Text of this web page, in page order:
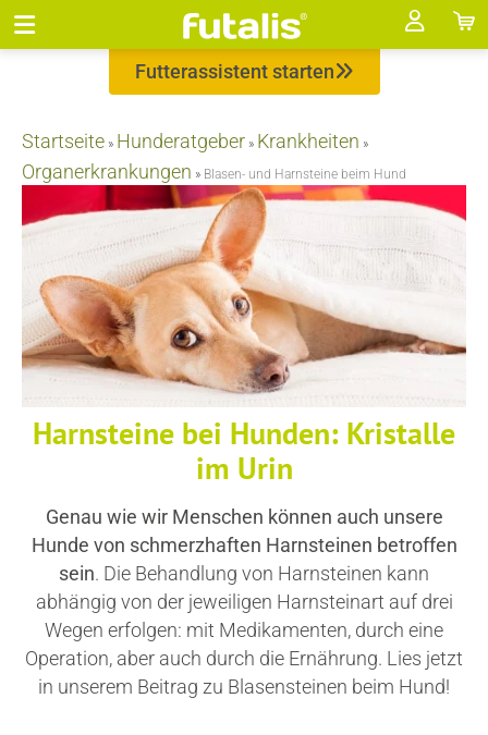
Futterassistent starten
Startseite » Hunderatgeber » Krankheiten »
Organerkrankungen » Blasen- und Harnsteine beim Hund
Harnsteine bei Hunden: Kristalle
im Urin
Genau wie wir Menschen können auch unsere
Hunde von schmerzhaften Harnsteinen betroffen
sein. Die Behandlung von Harnsteinen kann
abhängig von der jeweiligen Harnsteinart auf drei
Wegen erfolgen: mit Medikamenten, durch eine
Operation, aber auch durch die Ernährung. Lies jetzt
in unserem Beitrag zu Blasensteinen beim Hund!